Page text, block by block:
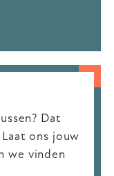
Dat
ons jouw
we vinden